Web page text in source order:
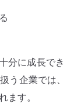
分に成長でき
う企業では、
ます。